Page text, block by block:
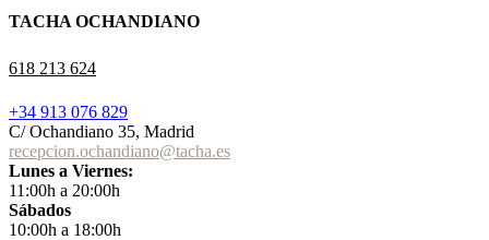
TACHA OCHANDIANO
618 213 624
+34 913 076 829
C/ Ochandiano 35, Madrid
recepcion.ochandiano@tacha.es
Lunes a Viernes:
11:00h a 20:00h
Sábados
10:00h a 18:00h